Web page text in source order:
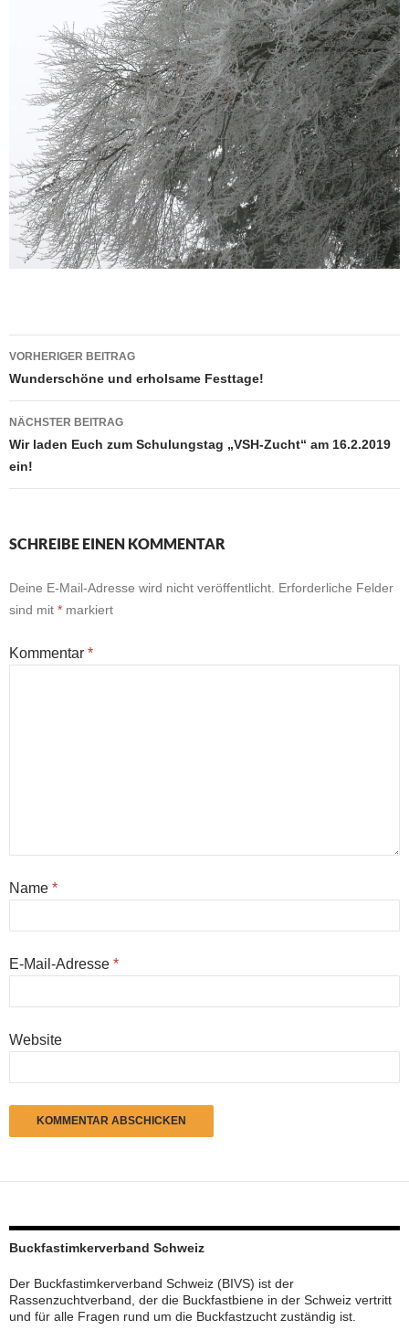
Beitragsnavigation
VORHERIGER BEITRAG
Wunderschöne und erholsame Festtage!
NÄCHSTER BEITRAG
Wir laden Euch zum Schulungstag „VSH-Zucht“ am 16.2.2019
ein!
SCHREIBE EINEN KOMMENTAR
Deine E-Mail-Adresse wird nicht veröffentlicht. Erforderliche Felder
sind mit * markiert
Kommentar *
Name *
E-Mail-Adresse *
Website
Buckfastimkerverband Schweiz
Der Buckfastimkerverband Schweiz (BIVS) ist der
Rassenzuchtverband, der die Buckfastbiene in der Schweiz vertritt
und für alle Fragen rund um die Buckfastzucht zuständig ist.